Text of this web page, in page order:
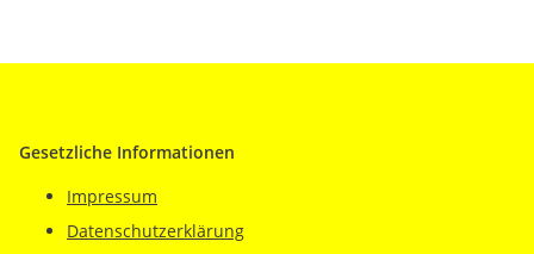
Gesetzliche Informationen
Impressum
Datenschutzerklärung